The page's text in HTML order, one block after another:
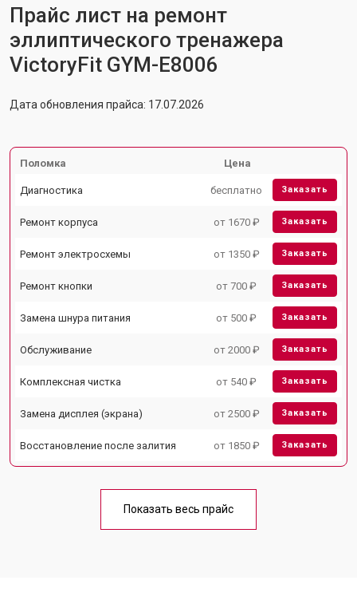
Прайс лист на ремонт
эллиптического тренажера
VictoryFit GYM-E8006
Дата обновления прайса: 17.07.2026
Поломка Цена
Диагностика бесплатно Заказать
Ремонт корпуса от 1670 ₽ Заказать
Ремонт электросхемы от 1350 ₽ Заказать
Ремонт кнопки от 700 ₽ Заказать
Замена шнура питания от 500 ₽ Заказать
Обслуживание от 2000 ₽ Заказать
Комплексная чистка от 540 ₽ Заказать
Замена дисплея (экрана) от 2500 ₽ Заказать
Восстановление после залития от 1850 ₽ Заказать
Показать весь прайс